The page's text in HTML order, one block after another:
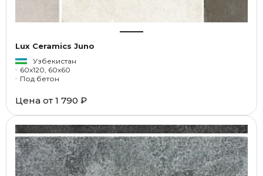
Lux Ceramics Juno
Узбекистан
60x120, 60x60
Под бетон
Цена от 1 790 ₽